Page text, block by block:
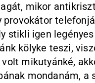
mikor
provokátor
stikli igen
kölyke teszi,
mikutyánké,
mondanám, a